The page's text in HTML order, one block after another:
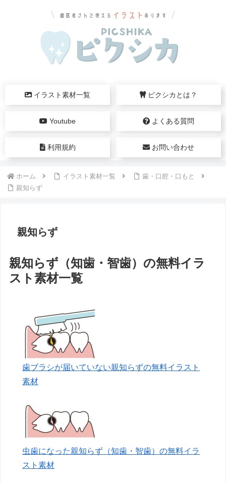
イラスト素材一覧 ピクシカとは？
Youtube よくある質問
利用規約 お問い合わせ
ホーム イラスト素材一覧
歯・口腔・口もと
親知らず
親知らず
親知らず（知歯・智歯）の無料イラ
スト素材一覧
歯ブラシが届いていない親知らずの無料イラスト
素材
虫歯になった親知らず（知歯・智歯）の無料イラ
スト素材